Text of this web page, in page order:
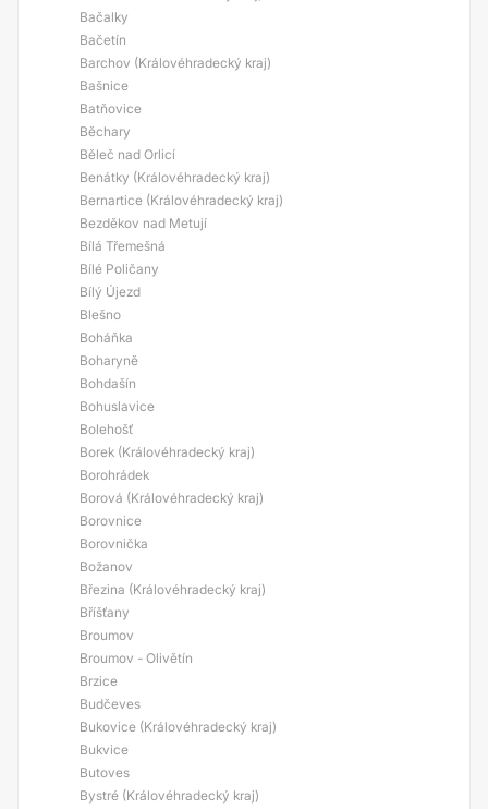
Bačalky
Bačetín
Barchov (Královéhradecký kraj)
Bašnice
Batňovice
Běchary
Běleč nad Orlicí
Benátky (Královéhradecký kraj)
Bernartice (Královéhradecký kraj)
Bezděkov nad Metují
Bílá Třemešná
Bílé Poličany
Bílý Újezd
Blešno
Boháňka
Boharyně
Bohdašín
Bohuslavice
Bolehošť
Borek (Královéhradecký kraj)
Borohrádek
Borová (Královéhradecký kraj)
Borovnice
Borovnička
Božanov
Březina (Královéhradecký kraj)
Bříšťany
Broumov
Broumov - Olivětín
Brzice
Budčeves
Bukovice (Královéhradecký kraj)
Bukvice
Butoves
Bystré (Královéhradecký kraj)